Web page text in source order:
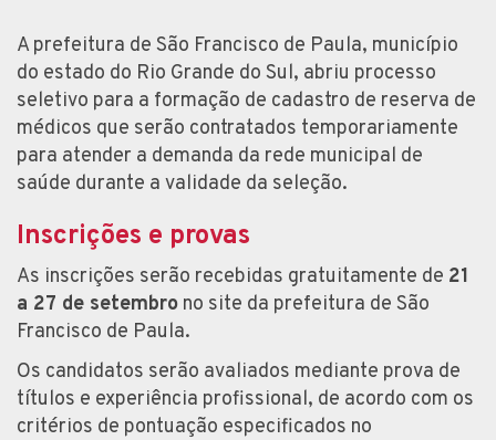
A prefeitura de São Francisco de Paula, município
do estado do Rio Grande do Sul, abriu processo
seletivo para a formação de cadastro de reserva de
médicos que serão contratados temporariamente
para atender a demanda da rede municipal de
saúde durante a validade da seleção.
Inscrições e provas
As inscrições serão recebidas gratuitamente de 21
a 27 de setembro no site da prefeitura de São
Francisco de Paula.
Os candidatos serão avaliados mediante prova de
títulos e experiência profissional, de acordo com os
critérios de pontuação especificados no